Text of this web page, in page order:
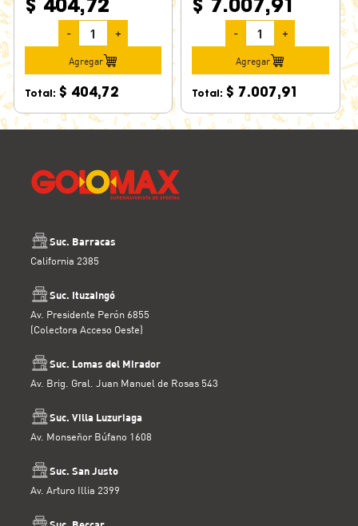
- +
Agregar
Total: $ 404,72
- +
Agregar
Total: $ 7.007,91
Suc. Barracas
California 2385
Suc. Ituzaingó
Av. Presidente Perón 6855
(Colectora Acceso Oeste)
Suc. Lomas del Mirador
Av. Brig. Gral. Juan Manuel de Rosas 543
Suc. Villa Luzuriaga
Av. Monseñor Búfano 1608
Suc. San Justo
Av. Arturo Illia 2399